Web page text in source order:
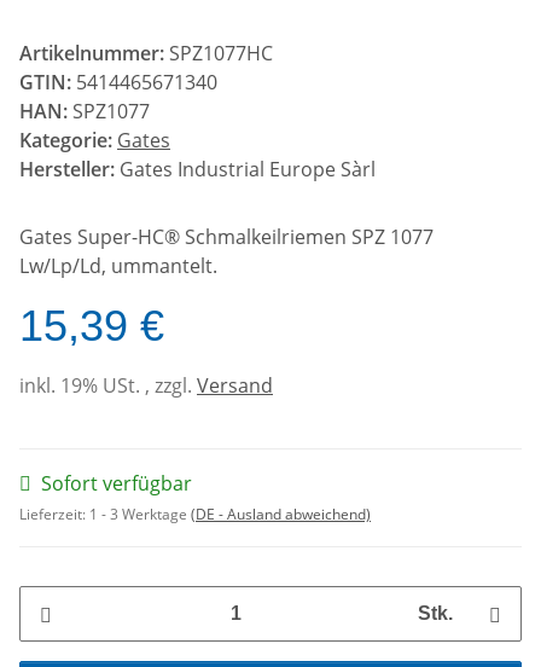
Artikelnummer: SPZ1077HC
GTIN: 5414465671340
HAN: SPZ1077
Kategorie: Gates
Hersteller: Gates Industrial Europe Sàrl
Gates Super-HC® Schmalkeilriemen SPZ 1077
Lw/Lp/Ld, ummantelt.
15,39 €
inkl. 19% USt. , zzgl. Versand
Sofort verfügbar
Lieferzeit: 1 - 3 Werktage (DE - Ausland abweichend)
Stk.